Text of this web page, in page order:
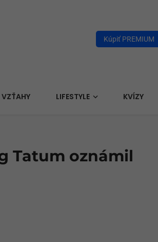
Kúpiť PREMIUM
VZŤAHY LIFESTYLE KVÍZY
Tatum oznámil